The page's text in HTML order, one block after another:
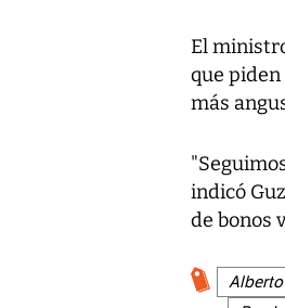
El
que
más
indicó
de bonos
Alberto